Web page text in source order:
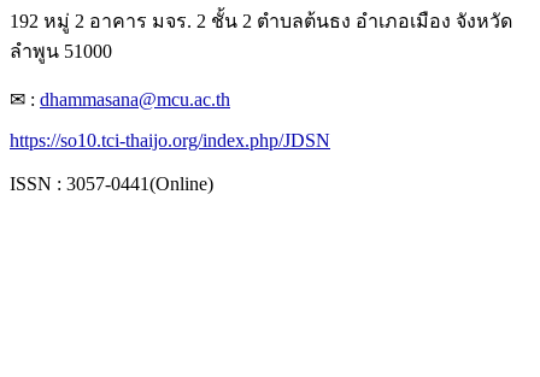
192 หมู่ 2 อาคาร มจร. 2 ชั้น 2 ตำบลต้นธง อำเภอเมือง จังหวัด
ลำพูน 51000
✉ : dhammasana@mcu.ac.th
https://so10.tci-thaijo.org/index.php/JDSN
ISSN : 3057-0441(Online)